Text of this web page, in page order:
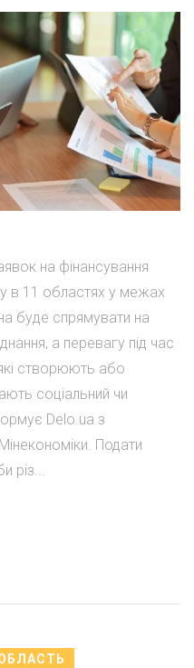
на фінансування
в 11 областях у межах
буде спрямувати на
а перевагу під час
створюють або
соціальний чи
Delo.ua з
Подати
різ...